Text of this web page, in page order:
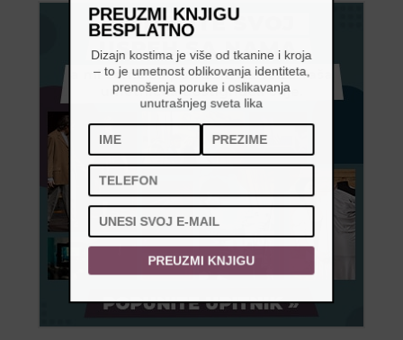
PREUZMI KNJIGU
BESPLATNO
Dizajn kostima je više od tkanine i kroja
– to je umetnost oblikovanja identiteta,
prenošenja poruke i oslikavanja
unutrašnjeg sveta lika
PREUZMI KNJIGU